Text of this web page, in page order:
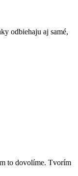
odbiehaju aj samé,
to dovolíme. Tvorím